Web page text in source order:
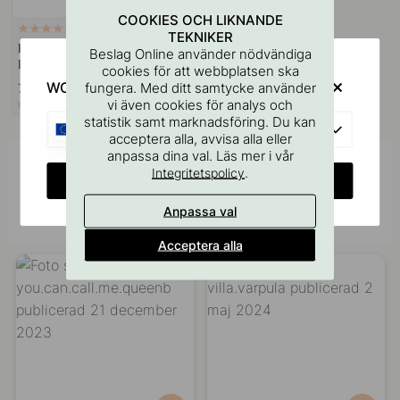
Borrmall för Handtag &
Knoppar
75 kr
Inspireras av andra
Tagga dina bilder med #beslagonline &
@beslagonline för att synas här!
COOKIES OCH LIKNANDE
TEKNIKER
Beslag Online använder nödvändiga
cookies för att webbplatsen ska
fungera. Med ditt samtycke använder
vi även cookies för analys och
statistik samt marknadsföring. Du kan
acceptera alla, avvisa alla eller
anpassa dina val. Läs mer i vår
Integritetspolicy.
Anpassa val
Acceptera alla
WOULD YOU RATHER VISIT?
EU
CHANGE COUNTRY